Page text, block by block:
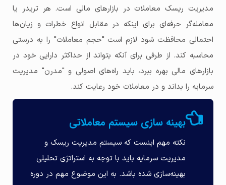
مدیریت ریسک معاملات در بازارهای مالی است. هر تریدر یا
معامله‌گر حرفه‌ای برای اینکه در مقابل انواع خطرات و زیان‌ها
احتمالی محافظت شود لازم است "حجم معاملات" را به درستی
محاسبه کند. از طرفی برای آنکه بتواند از حداکثر دارایی خود در
بازارهای مالی بهره ببرد، باید راه‌های اصولی و "مدرن" مدیریت
سرمایه را بداند و در معاملات خود رعایت کند.
بهینه سازی سیستم معاملاتی
نکته مهم اینست که سیستم مدیریت ریسک و
مدیریت سرمایه باید با توجه به استراتژی تحلیلی
بهینه‌سازی شده باشد. به این موضوع مهم در دوره